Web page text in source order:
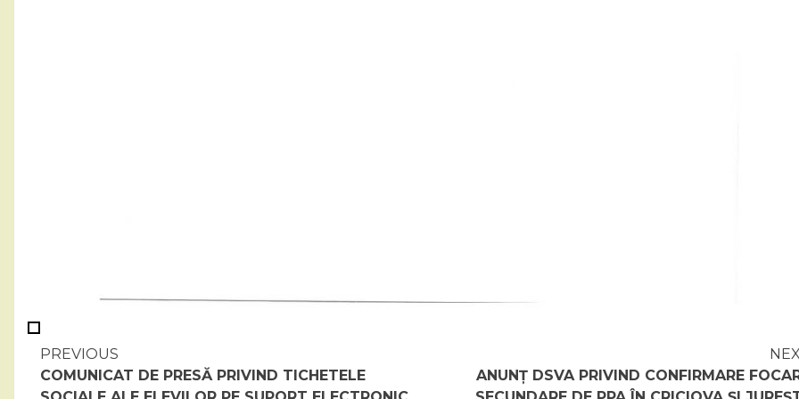
Continue
PREVIOUS
COMUNICAT DE PRESĂ PRIVIND TICHETELE
ANUNȚ DSVA PRIVIND CONFIRMARE